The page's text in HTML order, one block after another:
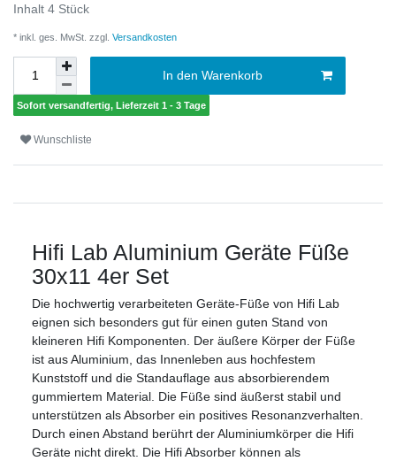
Inhalt 4 Stück
* inkl. ges. MwSt. zzgl. Versandkosten
In den Warenkorb
Sofort versandfertig, Lieferzeit 1 - 3 Tage
Wunschliste
Hifi Lab Aluminium Geräte Füße
30x11 4er Set
Die hochwertig verarbeiteten Geräte-Füße von Hifi Lab
eignen sich besonders gut für einen guten Stand von
kleineren Hifi Komponenten. Der äußere Körper der Füße
ist aus Aluminium, das Innenleben aus hochfestem
Kunststoff und die Standauflage aus absorbierendem
gummiertem Material. Die Füße sind äußerst stabil und
unterstützen als Absorber ein positives Resonanzverhalten.
Durch einen Abstand berührt der Aluminiumkörper die Hifi
Geräte nicht direkt. Die Hifi Absorber können als